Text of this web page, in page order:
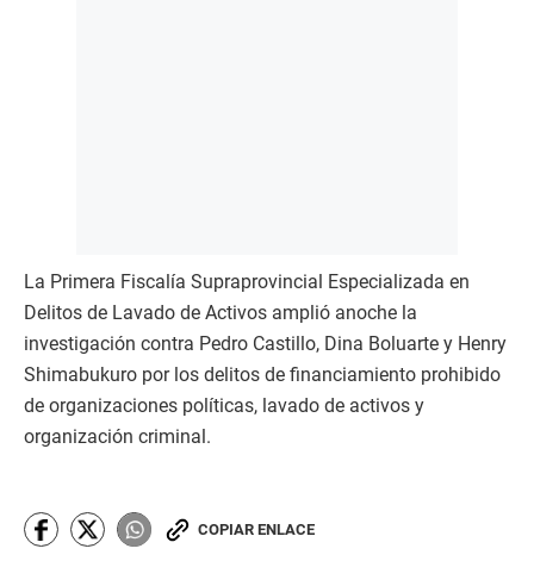
La Primera Fiscalía Supraprovincial Especializada en
Delitos de Lavado de Activos amplió anoche la
investigación contra Pedro Castillo, Dina Boluarte y Henry
Shimabukuro por los delitos de financiamiento prohibido
de organizaciones políticas, lavado de activos y
organización criminal.
COPIAR ENLACE